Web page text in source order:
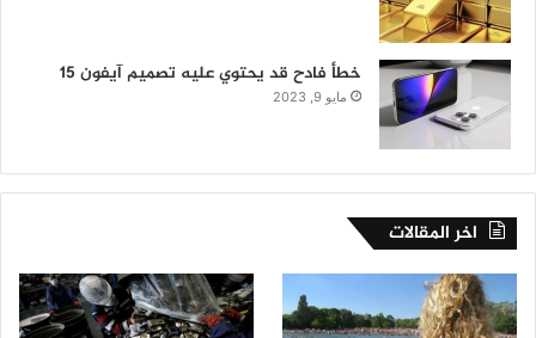
خطأ فادح قد يحتوي عليه تصميم آيفون 15
مايو 9, 2023
اخر المقالات